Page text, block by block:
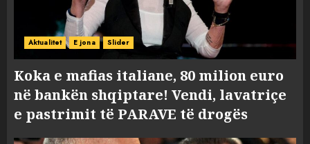
Aktualitet E jona Slider
Koka e mafias italiane, 80 milion euro
në bankën shqiptare! Vendi, lavatriçe
e pastrimit të PARAVE të drogës